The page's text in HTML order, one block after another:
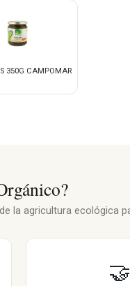
350G CAMPOMAR
la agricultura ecológica
🤝